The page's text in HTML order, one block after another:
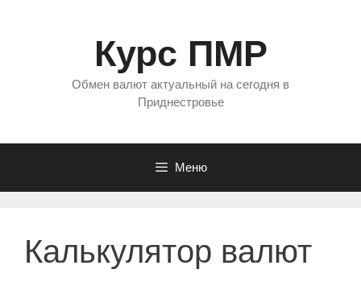
Курс ПМР
Обмен валют актуальный на сегодня в
Приднестровье
Меню
Калькулятор валют